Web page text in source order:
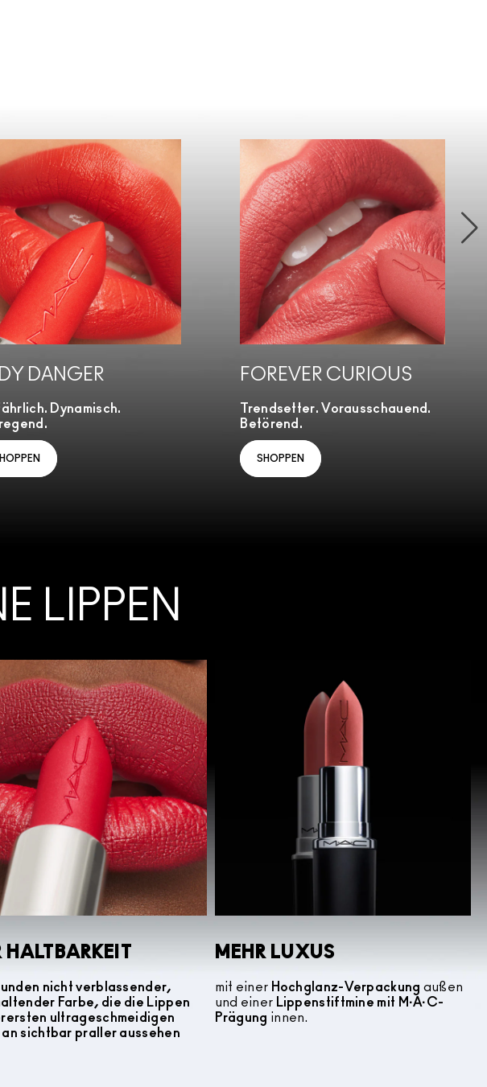
DANGER
Dynamisch.
FOREVER CURIOUS
Trendsetter. Vorausschauend.
Betörend.
SHOPPEN
LIPPEN
HALTBARKEIT
nicht verblassender,
Farbe, die die Lippen
ultrageschmeidigen
sichtbar praller aussehen
MEHR LUXUS
mit einer Hochglanz-Verpackung außen
und einer Lippenstiftmine mit M·A·C-
Prägung innen.